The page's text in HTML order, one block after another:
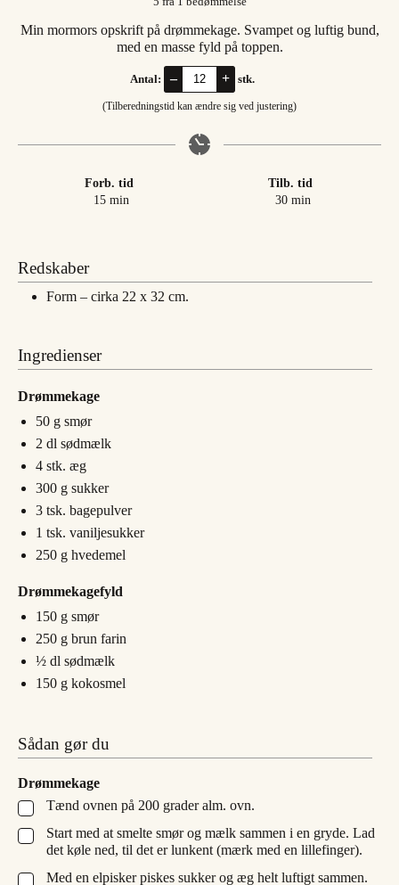
Min mormors opskrift på drømmekage. Svampet og luftig bund,
med en masse fyld på toppen.
Antal: – + stk.
(Tilberedningstid kan ændre sig ved justering)
Forb. tid
15minutter
min
Tilb. tid
30minutter
min
Redskaber
Form – cirka 22 x 32 cm.
Ingredienser
Drømmekage
50 g smør
2 dl sødmælk
4 stk. æg
300 g sukker
3 tsk. bagepulver
1 tsk. vaniljesukker
250 g hvedemel
Drømmekagefyld
150 g smør
250 g brun farin
½ dl sødmælk
150 g kokosmel
Sådan gør du
Drømmekage
▢
Tænd ovnen på 200 grader alm. ovn.
▢
Start med at smelte smør og mælk sammen i en gryde. Lad
det køle ned, til det er lunkent (mærk med en lillefinger).
▢
Med en elpisker piskes sukker og æg helt luftigt sammen.